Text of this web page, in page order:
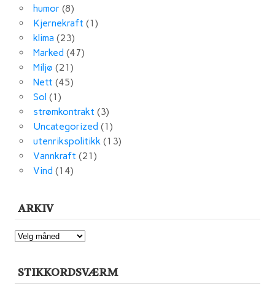
humor (8)
Kjernekraft (1)
klima (23)
Marked (47)
Miljø (21)
Nett (45)
Sol (1)
strømkontrakt (3)
Uncategorized (1)
utenrikspolitikk (13)
Vannkraft (21)
Vind (14)
ARKIV
ARKIV
STIKKORDSVÆRM